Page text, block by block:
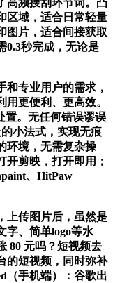
区域，适合日常轻量
图片，适合间接获取
0.3秒完成，无论是
专业用户的需求，
更便利、更高效。
置。无任何错误谬误
小法式，实现无痕
环境，无需复杂操
开剪映，打开即用；
、HitPaw
传图片后，虽然是
字、简单logo等水
80 元吗？短视频去
的短视频，同时弥补
（手机端）：谷歌出